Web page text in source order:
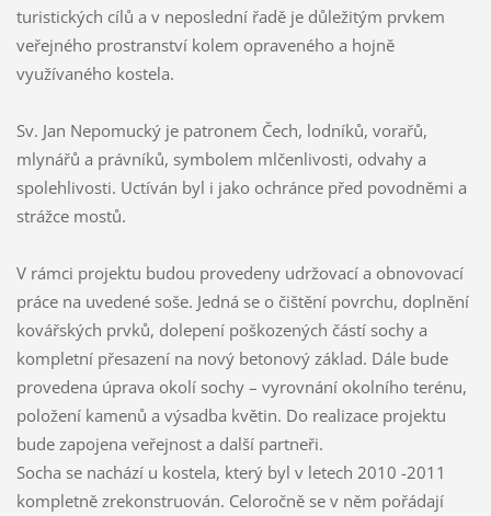
turistických cílů a v neposlední řadě je důležitým prvkem
veřejného prostranství kolem opraveného a hojně
využívaného kostela.
Sv. Jan Nepomucký je patronem Čech, lodníků, vorařů,
mlynářů a právníků, symbolem mlčenlivosti, odvahy a
spolehlivosti. Uctíván byl i jako ochránce před povodněmi a
strážce mostů.
V rámci projektu budou provedeny udržovací a obnovovací
práce na uvedené soše. Jedná se o čištění povrchu, doplnění
kovářských prvků, dolepení poškozených částí sochy a
kompletní přesazení na nový betonový základ. Dále bude
provedena úprava okolí sochy – vyrovnání okolního terénu,
položení kamenů a výsadba květin. Do realizace projektu
bude zapojena veřejnost a další partneři.
Socha se nachází u kostela, který byl v letech 2010 -2011
kompletně zrekonstruován. Celoročně se v něm pořádají